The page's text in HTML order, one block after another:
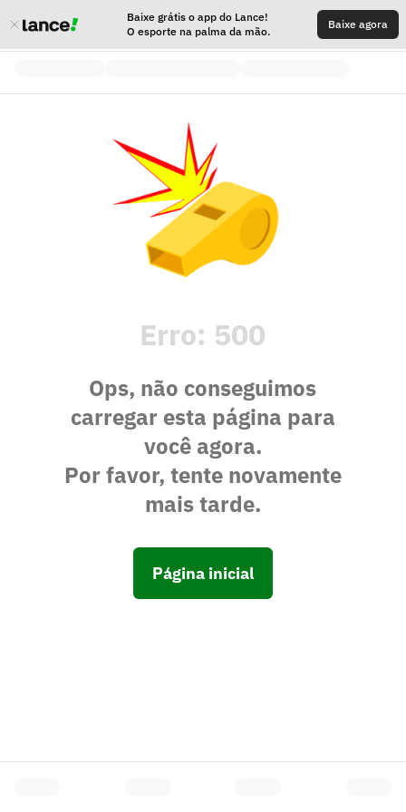
Baixe grátis o app do Lance!
O esporte na palma da mão.
Baixe agora
Erro: 500
Ops, não conseguimos
carregar esta página para
você agora.
Por favor, tente novamente
mais tarde.
Página inicial